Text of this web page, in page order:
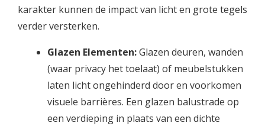
karakter kunnen de impact van licht en grote tegels
verder versterken.
Glazen Elementen:Glazen deuren, wanden
(waar privacy het toelaat) of meubelstukken
laten licht ongehinderd door en voorkomen
visuele barrières. Een glazen balustrade op
een verdieping in plaats van een dichte